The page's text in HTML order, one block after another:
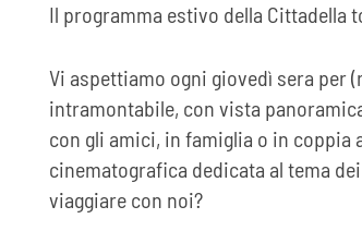
Il programma estivo della Cittadella
Vi aspettiamo ogni giovedì sera per
intramontabile, con vista
con gli amici, in famiglia o in coppia
cinematografica dedicata al tema
viaggiare con noi?